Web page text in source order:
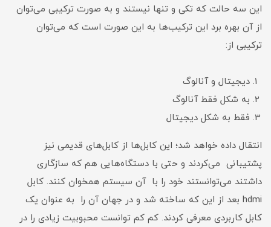
این سه حالت که تکی و تنها نیستند و به صورت‌ ترکیبی می‌توان
از آن بهره برد این‌ ترکیب‌ها به این صورت است که می‌توان‌
ترکیبی از:
دیجیتال و آنالوگ
به شکل فقط آنالوگ
فقط به شکل دیجیتال
انتقال داده خواهد شد؛ این کابل‌ها از کابل‌های قدیمی‌ نیز
پشتیبانی می‌کردند و حتی با دستگاه‌هایی هم که سازگاری
داشتند می‌توانستند خود را با آن سیستم همخوان کنند. کابل
hdmi بعد از این که ساخته شد و در جهان آن را به عنوان یک
کابل کاربردی معرفی کردند. کم کم توانست محبوبیت زیادی را در